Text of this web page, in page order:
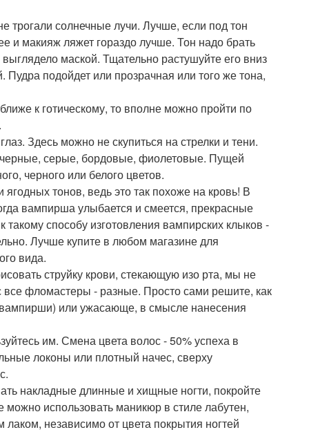
трогали солнечные лучи. Лучше, если под тон
и макияж ляжет гораздо лучше. Тон надо брать
маской. Тщательно растушуйте его вниз
подойдет или прозрачная или того же тона,
к готическому, то вполне можно пройти по
Здесь можно не скупиться на стрелки и тени.
серые, бордовые, фиолетовые. Пущей
черного или белого цветов.
тонов, ведь это так похоже на кровь! В
вампирша улыбается и смеется, прекрасные
способу изготовления вампирских клыков -
Лучше купите в любом магазине для
вида.
струйку крови, стекающую изо рта, мы не
все фломастеры - разные. Просто сами решите, как
вампирши) или ужасающе, в смысле нанесения
им. Смена цвета волос - 50% успеха в
локоны или плотный начес, сверху
накладные длинные и хищные ногти, покройте
использовать маникюр в стиле лабутен,
независимо от цвета покрытия ногтей